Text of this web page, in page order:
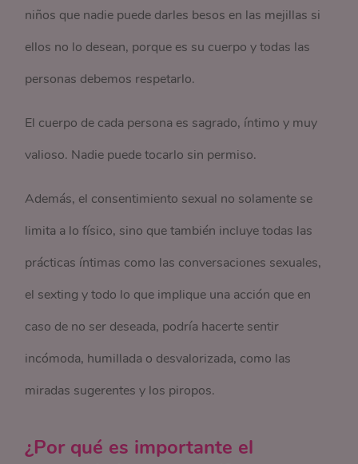
niños que nadie puede darles besos en las mejillas si
ellos no lo desean, porque es su cuerpo y todas las
personas debemos respetarlo.
El cuerpo de cada persona es sagrado, íntimo y muy
valioso. Nadie puede tocarlo sin permiso.
Además, el consentimiento sexual no solamente se
limita a lo físico, sino que también incluye todas las
prácticas íntimas como las conversaciones sexuales,
el sexting y todo lo que implique una acción que en
caso de no ser deseada, podría hacerte sentir
incómoda, humillada o desvalorizada, como las
miradas sugerentes y los piropos.
¿Por qué es importante el